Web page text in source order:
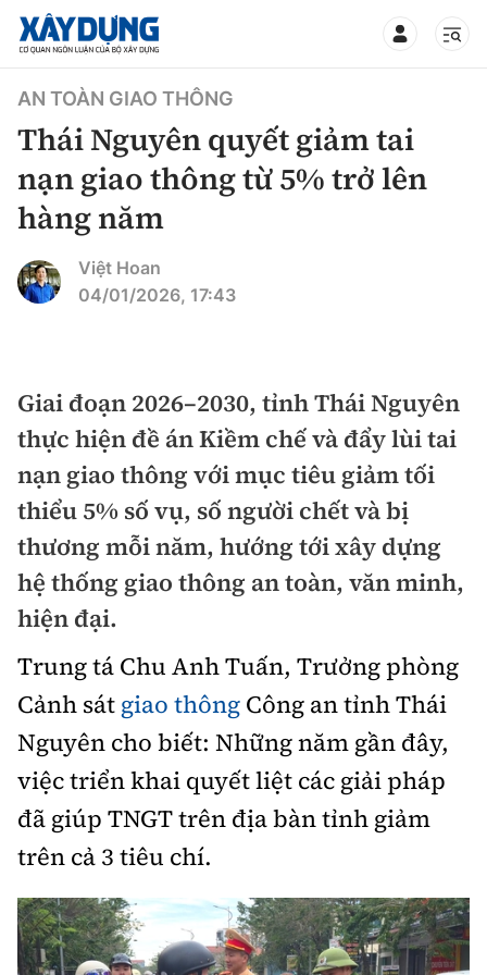
TIN BỘ XÂY DỰNG
CHUYÊN MỤC
Mới nhất
Chính trị
Xã hội
Chuyện dọc đường
Cải chính
Xây dựng
Chỉ đạo điều hành
Quy hoạch kiến trúc
Vật liệu xây dựng
Giám định chất lượng
Quản lý đô thị
Giao thông
Quản lý
Đường bộ
Hàng không
Đường sắt
Đăng kiểm
Đường sắt tốc độ cao
Đường thủy
Hàng hải
Đường sắt đô thị
Kinh tế
Thị trường
Chứng khoán
Bảo hiểm
Doanh nghiệp
Pháp luật
Thanh tra
An ninh hình sự
Điều tra
Pháp đình
Hỏi - Đáp
An toàn giao thông
Giao thông 24h
ATGT địa phương
Văn hóa giao thông
Chung tay vì ATGT
Chất lượng sống
Giáo dục
Y tế
Lao động - Công đoàn
Văn hóa - Giải Trí
Văn hóa
Showbiz
Điện ảnh
Thể thao
Bóng đá
Bình luận
Công nghệ
AN TOÀN GIAO THÔNG
Thái Nguyên quyết giảm tai
nạn giao thông từ 5% trở lên
hàng năm
Việt Hoan
04/01/2026, 17:43
Giai đoạn 2026–2030, tỉnh Thái Nguyên
thực hiện đề án Kiềm chế và đẩy lùi tai
nạn giao thông với mục tiêu giảm tối
thiểu 5% số vụ, số người chết và bị
thương mỗi năm, hướng tới xây dựng
hệ thống giao thông an toàn, văn minh,
hiện đại.
Trung tá Chu Anh Tuấn, Trưởng phòng
Cảnh sát giao thông Công an tỉnh Thái
Nguyên cho biết: Những năm gần đây,
việc triển khai quyết liệt các giải pháp
đã giúp TNGT trên địa bàn tỉnh giảm
trên cả 3 tiêu chí.